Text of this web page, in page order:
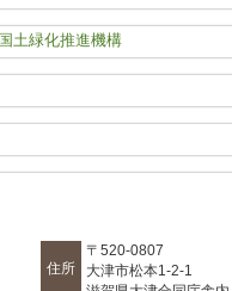
住所
〒520-0807
大津市松本1-2-1